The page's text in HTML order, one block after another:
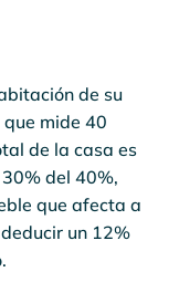
de su
mide 40
de la casa es
del 40%,
que afecta a
un 12%